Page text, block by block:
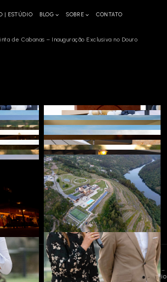
| ESTÚDIO BLOG SOBRE CONTATO
de Cabanas – Inauguração Exclusiva no Douro
SEGUINTE →
Portfólio Estúdio